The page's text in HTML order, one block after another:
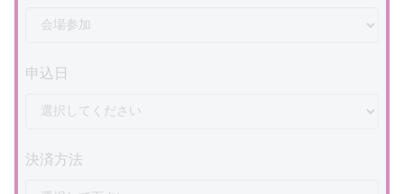
申込日
決済方法